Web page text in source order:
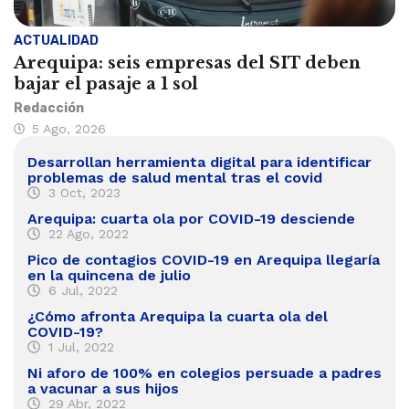
ACTUALIDAD
Arequipa: seis empresas del SIT deben
bajar el pasaje a 1 sol
Redacción
5 Ago, 2026
Desarrollan herramienta digital para identificar
problemas de salud mental tras el covid
3 Oct, 2023
Arequipa: cuarta ola por COVID-19 desciende
22 Ago, 2022
Pico de contagios COVID-19 en Arequipa llegaría
en la quincena de julio
6 Jul, 2022
¿Cómo afronta Arequipa la cuarta ola del
COVID-19?
1 Jul, 2022
Ni aforo de 100% en colegios persuade a padres
a vacunar a sus hijos
29 Abr, 2022